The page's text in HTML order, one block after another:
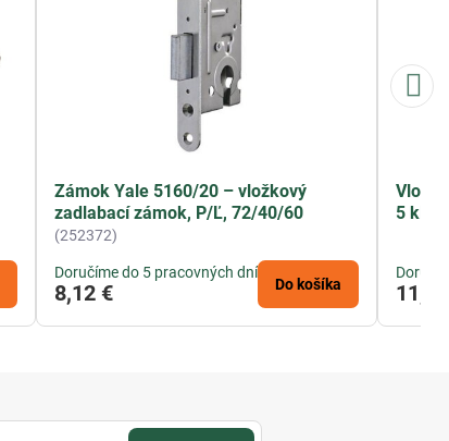
Zámok Yale 5160/20 – vložkový
zadlabací zámok, P/Ľ, 72/40/60
(252372)
Doručíme do 5 pracovných dní
8,12 € Do košíka
5